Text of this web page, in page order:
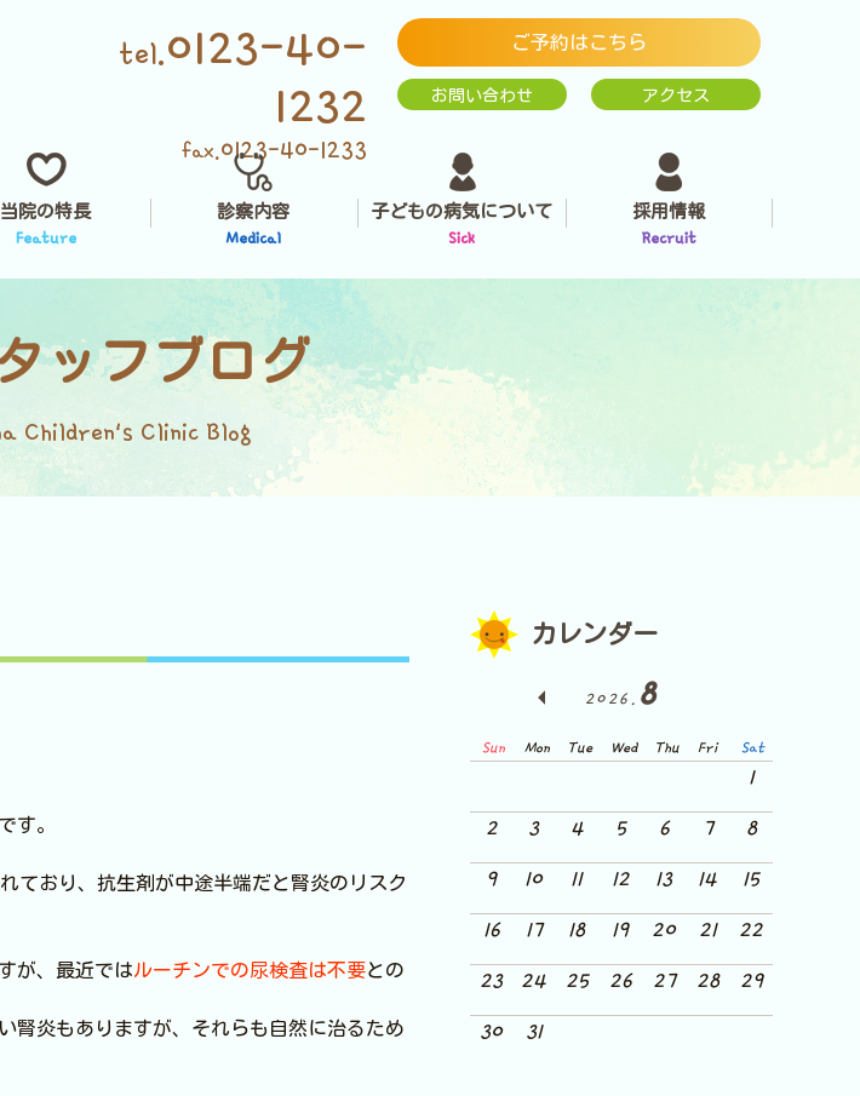
tel.0123-40-
1232
fax.0123-40-1233
ご予約はこちら
お問い合わせ アクセス
当院の特長
Feature
診察内容
Medical
子どもの病気について
Sick
採用情報
Recruit
ッフブログ
Children's Clinic Blog
す。
ており、抗生剤が中途半端だと腎炎のリスク
が、最近ではルーチンでの尿検査は不要との
腎炎もありますが、それらも自然に治るため
カレンダー
2026. 8
Sun Mon Tue Wed Thu Fri Sat
1
2
3 4 5 6 7
8
9
10 11 12 13 14
15
16
17 18 19 20 21
22
23
24 25 26 27 28
29
30
31